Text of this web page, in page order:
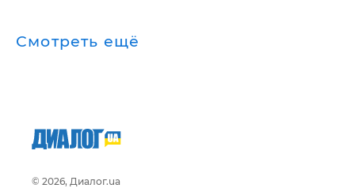
Смотреть ещё
© 2026, Диалог.ua